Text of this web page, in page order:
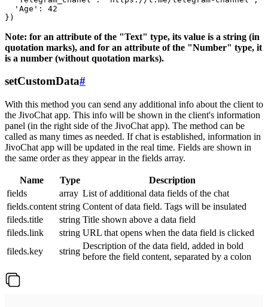
  'Age': 42
Note: for an attribute of the "Text" type, its value is a string (in
quotation marks), and for an attribute of the "Number" type, it
is a number (without quotation marks).
setCustomData#
With this method you can send any additional info about the client to
the JivoChat app. This info will be shown in the client's information
panel (in the right side of the JivoChat app). The method can be
called as many times as needed. If chat is established, information in
JivoChat app will be updated in the real time. Fields are shown in
the same order as they appear in the fields array.
Name Type
Description
fields
array List of additional data fields of the chat
fields.content string Content of data field. Tags will be insulated
fileds.title
string Title shown above a data field
fileds.link
string URL that opens when the data field is clicked
fileds.key
string
Description of the data field, added in bold
before the field content, separated by a colon